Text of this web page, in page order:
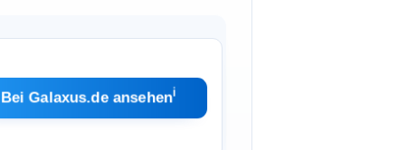
Bei Galaxus.de ansehenℹ︎